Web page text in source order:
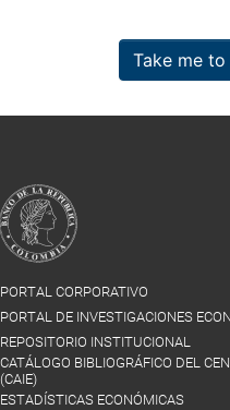
Take me
PORTAL CORPORATIVO
PORTAL DE INVESTIGACIONES
REPOSITORIO INSTITUCIONAL
CATÁLOGO BIBLIOGRÁFICO DEL
(CAIE)
ESTADÍSTICAS ECONÓMICAS